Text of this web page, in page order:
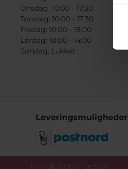
Onsdag: 10:00 - 17:30
Torsdag: 10:00 - 17:30
Fredag: 10:00 - 18:00
Lørdag: 10:00 - 14:00
Søndag: Lukket
Leveringsmuligheder
Handelsbetingelser